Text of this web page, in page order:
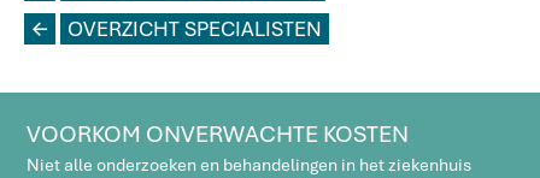
L OVERZICHT SPECIALISTEN
VOORKOM ONVERWACHTE KOSTEN
Niet alle onderzoeken en behandelingen in het ziekenhuis